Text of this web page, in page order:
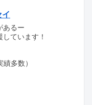
あるー
ています！
多数）